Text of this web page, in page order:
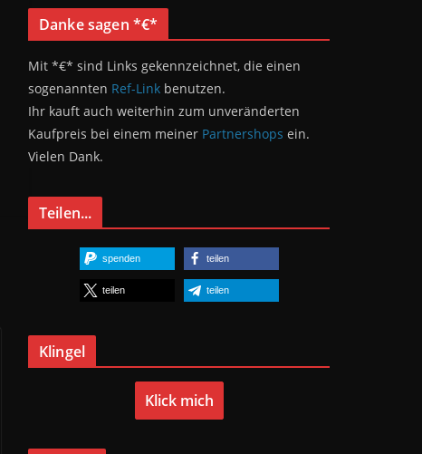
Danke sagen *€*
Mit *€* sind Links gekennzeichnet, die einen
sogenannten Ref-Link benutzen.
Ihr kauft auch weiterhin zum unveränderten
Kaufpreis bei einem meiner Partnershops ein.
Vielen Dank.
Teilen...
spenden teilen
teilen teilen
Klingel
Klick mich